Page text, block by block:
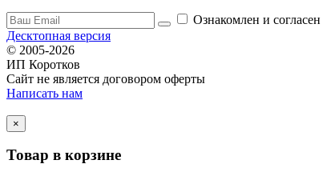
Ознакомлен и согласен
Десктопная версия
© 2005-2026
ИП Коротков
Сайт не является договором оферты
Написать нам
×
Товар в корзине